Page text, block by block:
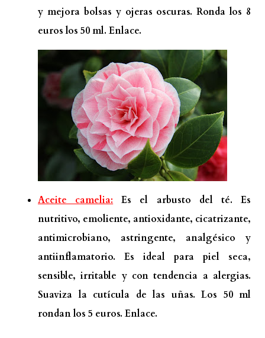
y mejora bolsas y ojeras oscuras. Ronda los 8
euros los 50 ml. Enlace.
Aceite camelia: Es el arbusto del té. Es
nutritivo, emoliente, antioxidante, cicatrizante,
antimicrobiano, astringente, analgésico y
antiinflamatorio. Es ideal para piel seca,
sensible, irritable y con tendencia a alergias.
Suaviza la cutícula de las uñas. Los 50 ml
rondan los 5 euros. Enlace.